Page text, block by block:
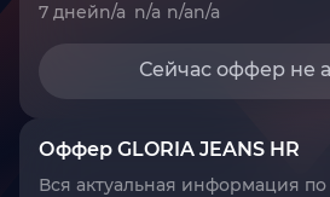
7 днейn/a n/a n/an/a
Сейчас оффер не
Оффер GLORIA JEANS HR
Вся актуальная информация